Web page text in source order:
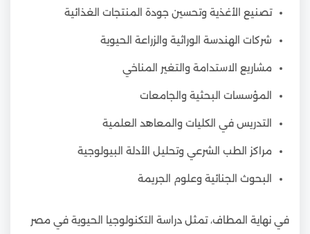
تصنيع الأغذية وتحسين جودة المنتجات الغذائية
شركات الهندسة الوراثية والزراعة الحيوية
مشاريع الاستدامة والتغير المناخي
المؤسسات البحثية والجامعات
التدريس في الكليات والمعاهد العلمية
مراكز الطب الشرعي وتحليل الأدلة البيولوجية
البحوث الجنائية وعلوم الجريمة
في نهاية المطاف، تمثل دراسة التكنولوجيا الحيوية في مصر